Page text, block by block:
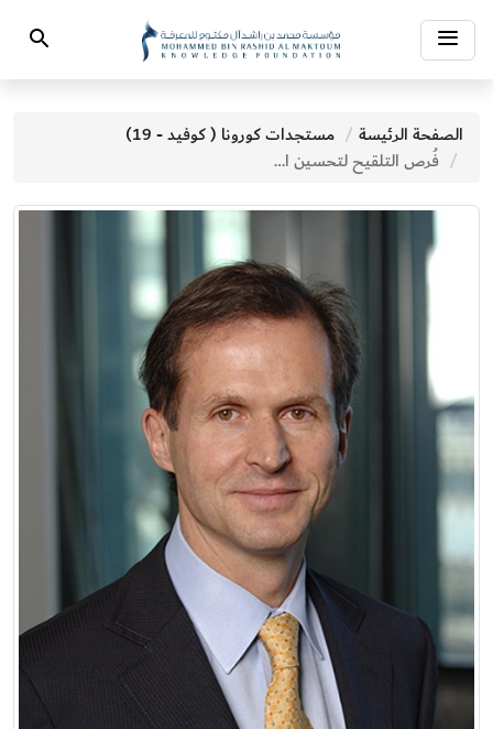
Toggle
navigation
Search
الصفحة الرئيسة
مستجدات كورونا ( كوفيد - 19)
فُرص التلقيح لتحسين الصحة العالمية